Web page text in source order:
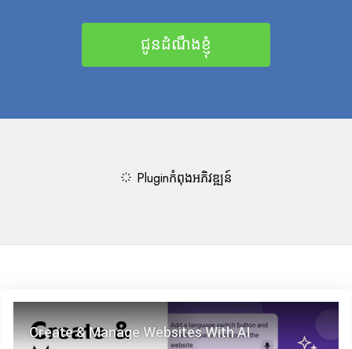
ជូន​ដំណឹង​ខ្ញុំ
Pluginកំពុងអភិវឌ្ឍន៍